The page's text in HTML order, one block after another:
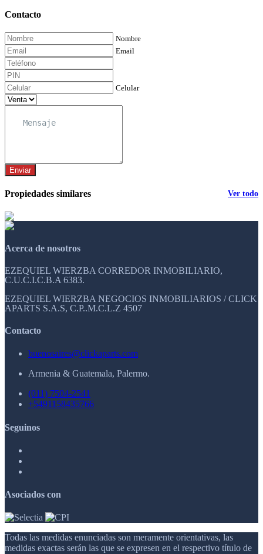
Contacto
Nombre
Email
Celular
Enviar
Propiedades similares Ver todo
Acerca de nosotros
EZEQUIEL WIERZBA CORREDOR INMOBILIARIO,
C.U.C.I.C.B.A 6383.
EZEQUIEL WIERZBA NEGOCIOS INMOBILIARIOS / CLICK
APARTS S.A.S, C.P..M.C.L.Z 4507
Contacto
buenosaires@clickaparts.com
Armenia & Guatemala, Palermo.
(011) 7504-2541
+5491158435766
Seguinos
Asociados con
Todas las medidas enunciadas son meramente orientativas, las
medidas exactas serán las que se expresen en el respectivo título de